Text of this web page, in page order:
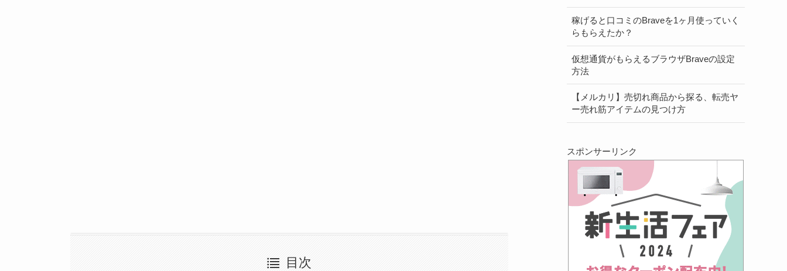
目次
稼げると口コミのBraveを1ヶ月使っていく
らもらえたか？
仮想通貨がもらえるブラウザBraveの設定
方法
【メルカリ】売切れ商品から探る、転売ヤ
ー売れ筋アイテムの見つけ方
スポンサーリンク